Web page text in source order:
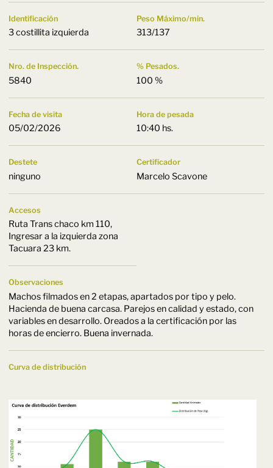
Identificación
3 costillita izquierda
Peso Máximo/min.
313/137
Nro. de Inspección.
5840
% Pesados.
100 %
Fecha de visita
05/02/2026
Hora de pesada
10:40 hs.
Destete
ninguno
Certificador
Marcelo Scavone
Accesos
Ruta Trans chaco km 110,
Ingresar a la izquierda zona
Tacuara 23 km.
Observaciones
Machos filmados en 2 etapas, apartados por tipo y pelo.
Hacienda de buena carcasa. Parejos en calidad y estado, con
variables en desarrollo. Oreados a la certificación por las
horas de encierro. Buena invernada.
Curva de distribución